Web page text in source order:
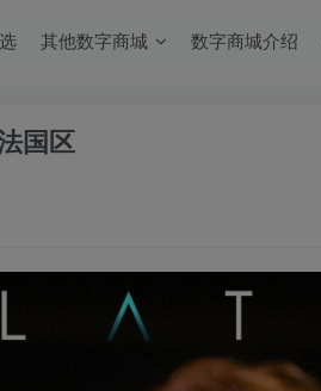
其他数字商城 数字商城介绍
国区